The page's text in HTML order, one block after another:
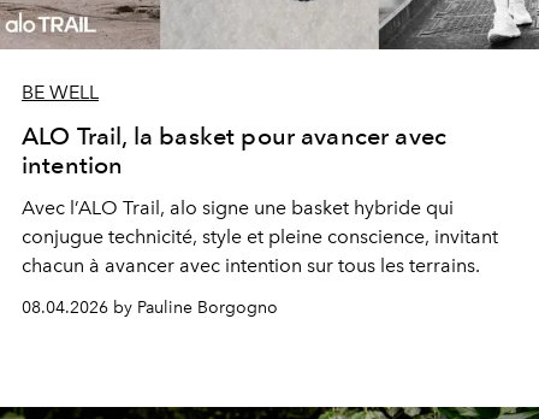
BE WELL
ALO Trail, la basket pour avancer avec
intention
Avec l’ALO Trail, alo signe une basket hybride qui
conjugue technicité, style et pleine conscience, invitant
chacun à avancer avec intention sur tous les terrains.
08.04.2026 by Pauline Borgogno